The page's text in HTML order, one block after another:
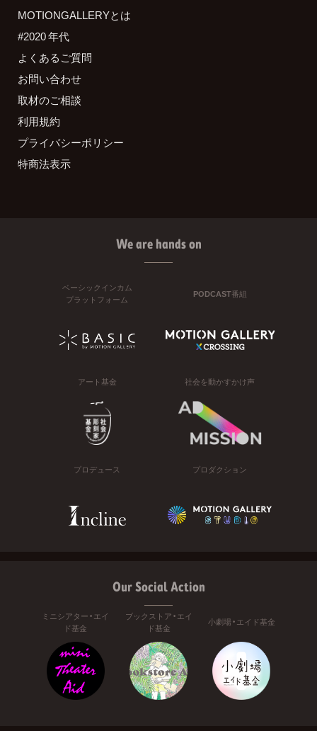
MOTIONGALLERYとは
#2020 年代
よくあるご質問
お問い合わせ
取材のご相談
利用規約
プライバシーポリシー
特商法表示
We are hands on
ベーシックインカム
プラットフォーム
PODCAST番組
アート基金 社会を動かすかけ声
プロデュース プロダクション
Our Social Action
ミニシアター・エイ
ド基金
ブックストア・エイ
ド基金
小劇場・エイド基金